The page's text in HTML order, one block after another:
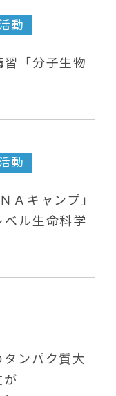
動
習「分子生物
動
Ａキャンプ」
ル生命科学
ンパク質大